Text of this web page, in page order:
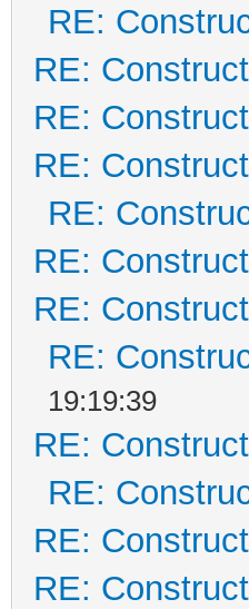
RE:
RE:
RE:
RE:
RE:
RE:
RE:
RE:
19:19:39
RE:
RE:
RE:
RE: